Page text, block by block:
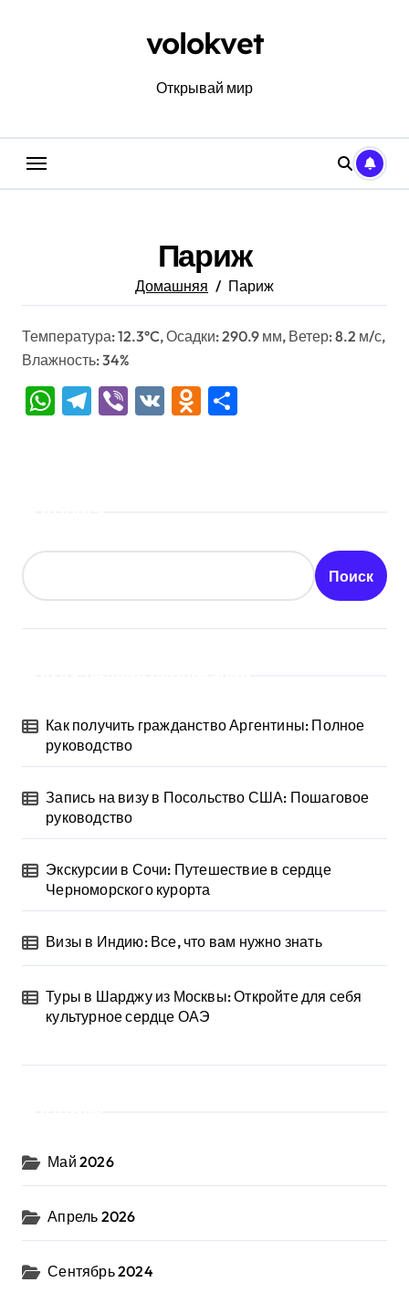
volokvet
Открывай мир
Париж
Домашняя Париж
Температура: 12.3°C, Осадки: 290.9 мм, Ветер: 8.2 м/с,
Влажность: 34%
WhatsApp
Telegram
Viber
VK Odnoklassniki
Поиск
Как получить гражданство Аргентины: Полное
руководство
Запись на визу в Посольство США: Пошаговое
руководство
Экскурсии в Сочи: Путешествие в сердце
Черноморского курорта
Визы в Индию: Все, что вам нужно знать
Туры в Шарджу из Москвы: Откройте для себя
культурное сердце ОАЭ
Май 2026
Апрель 2026
Сентябрь 2024